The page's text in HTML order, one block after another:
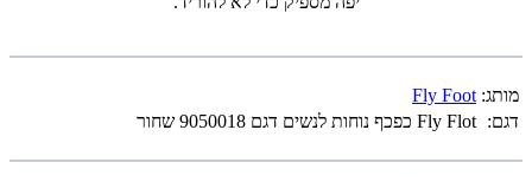
מותג: Fly Foot
דגם: Fly Flot כפכף נוחות לנשים דגם 9050018 שחור